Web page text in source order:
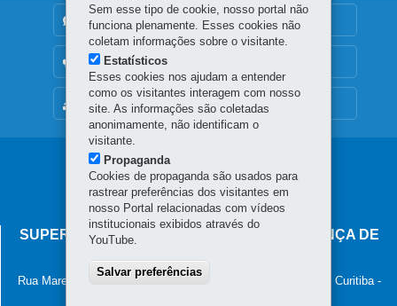
MAPA DO SITE
DENUNCIE CORRUPÇÃO
OUVIDORIA
Navegação
principal
SUPERINTENDÊNCIA-GERAL DE GOVERNANÇA DE
Rua Marechal Deodoro, 806, 13º andar - Centro Curitiba -
Sem esse tipo de cookie, nosso portal não
funciona plenamente. Esses cookies não
coletam informações sobre o visitante.
Estatísticos
Esses cookies nos ajudam a entender
como os visitantes interagem com nosso
site. As informações são coletadas
anonimamente, não identificam o
visitante.
Propaganda
Cookies de propaganda são usados para
rastrear preferências dos visitantes em
nosso Portal relacionadas com vídeos
institucionais exibidos através do
YouTube.
Salvar preferências